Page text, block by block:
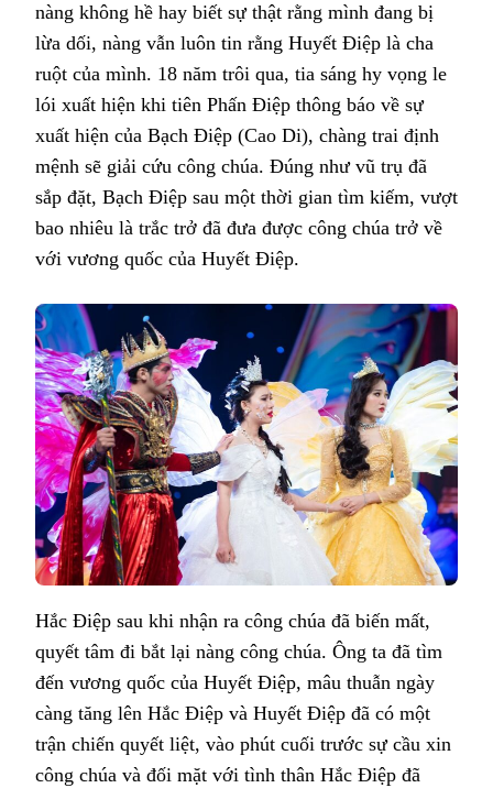
nàng không hề hay biết sự thật rằng mình đang bị
lừa dối, nàng vẫn luôn tin rằng Huyết Điệp là cha
ruột của mình. 18 năm trôi qua, tia sáng hy vọng le
lói xuất hiện khi tiên Phấn Điệp thông báo về sự
xuất hiện của Bạch Điệp (Cao Di), chàng trai định
mệnh sẽ giải cứu công chúa. Đúng như vũ trụ đã
sắp đặt, Bạch Điệp sau một thời gian tìm kiếm, vượt
bao nhiêu là trắc trở đã đưa được công chúa trở về
với vương quốc của Huyết Điệp.
Hắc Điệp sau khi nhận ra công chúa đã biến mất,
quyết tâm đi bắt lại nàng công chúa. Ông ta đã tìm
đến vương quốc của Huyết Điệp, mâu thuẫn ngày
càng tăng lên Hắc Điệp và Huyết Điệp đã có một
trận chiến quyết liệt, vào phút cuối trước sự cầu xin
công chúa và đối mặt với tình thân Hắc Điệp đã